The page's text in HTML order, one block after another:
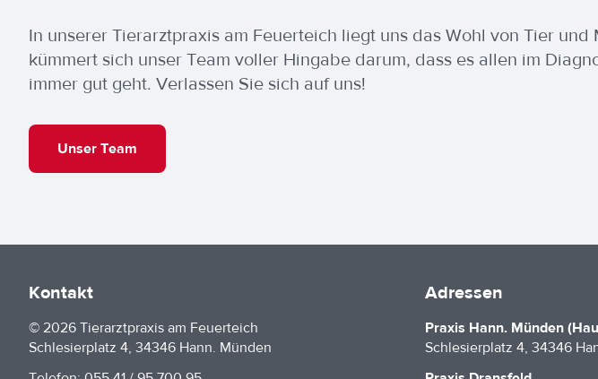
In unserer Tierarztpraxis am Feuerteich liegt uns das Wohl von Tier und
kümmert sich unser Team voller Hingabe darum, dass es allen im
immer gut geht. Verlassen Sie sich auf uns!
Unser Team
Kontakt
© 2026 Tierarztpraxis am Feuerteich
Schlesierplatz 4, 34346 Hann. Münden
Adressen
Praxis Hann. Münden
Schlesierplatz 4, 34346